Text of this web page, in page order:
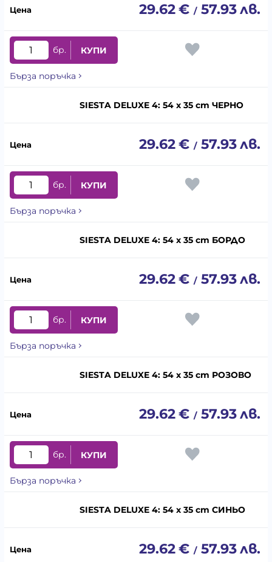
29.62€ / 57.93лв.
бр. КУПИ
Бърза поръчка
SIESTA DELUXE 4: 54 x 35 cm ЧЕРНО
29.62€ / 57.93лв.
бр. КУПИ
Бърза поръчка
SIESTA DELUXE 4: 54 x 35 cm БОРДО
29.62€ / 57.93лв.
бр. КУПИ
Бърза поръчка
SIESTA DELUXE 4: 54 x 35 cm РОЗОВО
29.62€ / 57.93лв.
бр. КУПИ
Бърза поръчка
SIESTA DELUXE 4: 54 x 35 cm СИНЬО
29.62€ / 57.93лв.